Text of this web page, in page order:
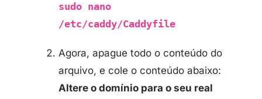
sudo nano
/etc/caddy/Caddyfile
Agora, apague todo o conteúdo do
arquivo, e cole o conteúdo abaixo:
Altere o domínio para o seu real